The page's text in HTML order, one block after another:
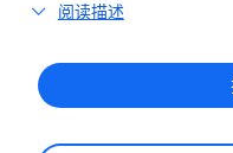
阅读描述